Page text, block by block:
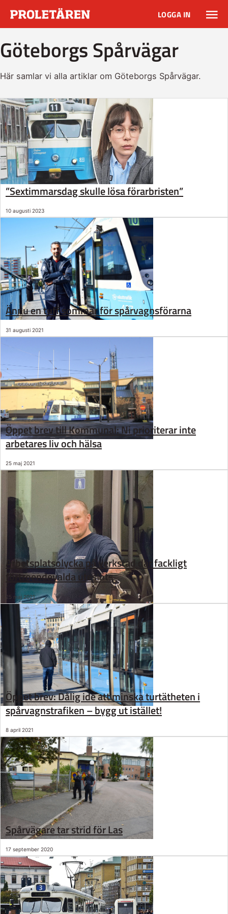
LOGGA IN
Göteborgs Spårvägar
Här samlar vi alla artiklar om Göteborgs Spårvägar.
”Sextimmarsdag skulle lösa förarbristen”
10 augusti 2023
Ännu en tuff sommar för spårvagnsförarna
31 augusti 2021
Öppet brev till Kommunal: Ni prioriterar inte
arbetares liv och hälsa
25 maj 2021
Arbetsplatsolycka på verkstad där fackligt
förtroendevalda uteslöts
25 maj 2021
Öppet brev: Dålig idé att minska turtätheten i
spårvagnstrafiken – bygg ut istället!
8 april 2021
Spårvägare tar strid för Las
17 september 2020